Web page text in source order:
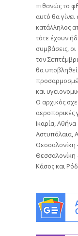
πιθανώς το
αυτό θα
κατάλληλος
τότε έχουν
συμβάσεις,
τον
θα υποβληθεί
και
Ο αρχικός
αεροπορικές
Ικαρία,
Αστυπάλαια,
Θεσσαλονίκη
Θεσσαλονίκη
Κάσος και